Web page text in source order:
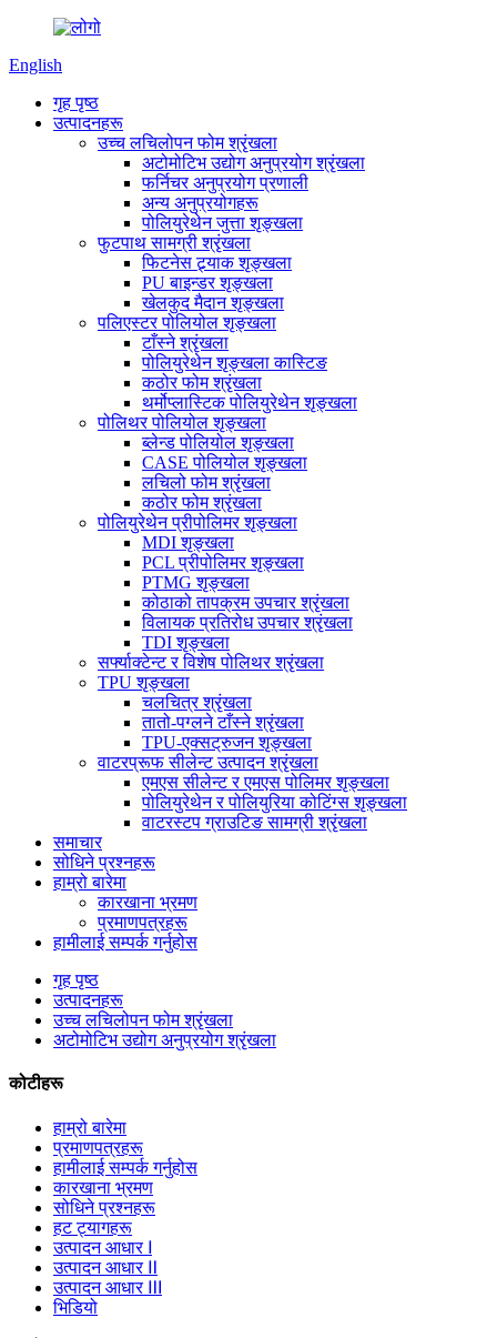
English
गृह पृष्ठ
उत्पादनहरू
उच्च लचिलोपन फोम श्रृंखला
अटोमोटिभ उद्योग अनुप्रयोग श्रृंखला
फर्निचर अनुप्रयोग प्रणाली
अन्य अनुप्रयोगहरू
पोलियुरेथेन जुत्ता शृङ्खला
फुटपाथ सामग्री श्रृंखला
फिटनेस ट्र्याक शृङ्खला
PU बाइन्डर शृङ्खला
खेलकुद मैदान शृङ्खला
पलिएस्टर पोलियोल शृङ्खला
टाँस्ने श्रृंखला
पोलियुरेथेन शृङ्खला कास्टिङ
कठोर फोम श्रृंखला
थर्मोप्लास्टिक पोलियुरेथेन शृङ्खला
पोलिथर पोलियोल शृङ्खला
ब्लेन्ड पोलियोल शृङ्खला
CASE पोलियोल शृङ्खला
लचिलो फोम श्रृंखला
कठोर फोम श्रृंखला
पोलियुरेथेन प्रीपोलिमर शृङ्खला
MDI शृङ्खला
PCL प्रीपोलिमर शृङ्खला
PTMG शृङ्खला
कोठाको तापक्रम उपचार श्रृंखला
विलायक प्रतिरोध उपचार श्रृंखला
TDI शृङ्खला
सर्फ्याक्टेन्ट र विशेष पोलिथर श्रृंखला
TPU शृङ्खला
चलचित्र श्रृंखला
तातो-पग्लने टाँस्ने श्रृंखला
TPU-एक्सट्रुजन शृङ्खला
वाटरप्रूफ सीलेन्ट उत्पादन श्रृंखला
एमएस सीलेन्ट र एमएस पोलिमर शृङ्खला
पोलियुरेथेन र पोलियुरिया कोटिंग्स शृङ्खला
वाटरस्टप ग्राउटिङ सामग्री श्रृंखला
समाचार
सोधिने प्रश्नहरू
हाम्रो बारेमा
कारखाना भ्रमण
प्रमाणपत्रहरू
हामीलाई सम्पर्क गर्नुहोस
गृह पृष्ठ
उत्पादनहरू
उच्च लचिलोपन फोम श्रृंखला
अटोमोटिभ उद्योग अनुप्रयोग श्रृंखला
कोटीहरू
हाम्रो बारेमा
प्रमाणपत्रहरू
हामीलाई सम्पर्क गर्नुहोस
कारखाना भ्रमण
सोधिने प्रश्नहरू
हट ट्यागहरू
उत्पादन आधार Ⅰ
उत्पादन आधार Ⅱ
उत्पादन आधार Ⅲ
भिडियो